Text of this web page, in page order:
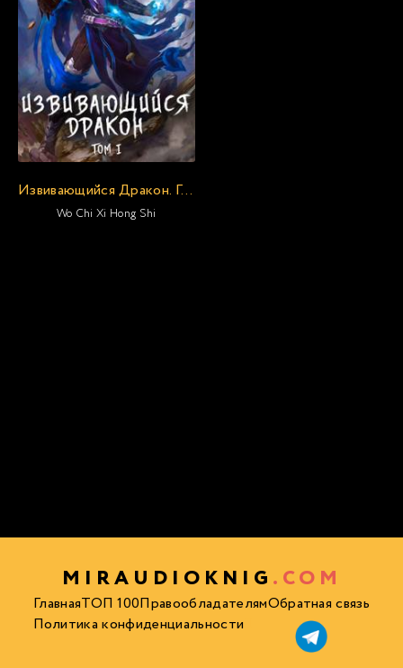
Извивающийся Дракон. Главы 1-23
Wo Chi Xi Hong Shi
MIRAUDIOKNIG .COM
ГлавнаяТОП 100ПравообладателямОбратная связь
Политика конфиденциальности